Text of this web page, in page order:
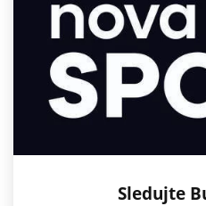
Sledujte